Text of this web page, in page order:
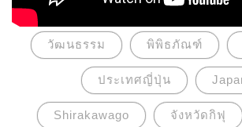
วัฒนธรรม พิพิธภัณฑ์
ประเทศญี่ปุ่น
Shirakawago จังหวัดกิฟุ